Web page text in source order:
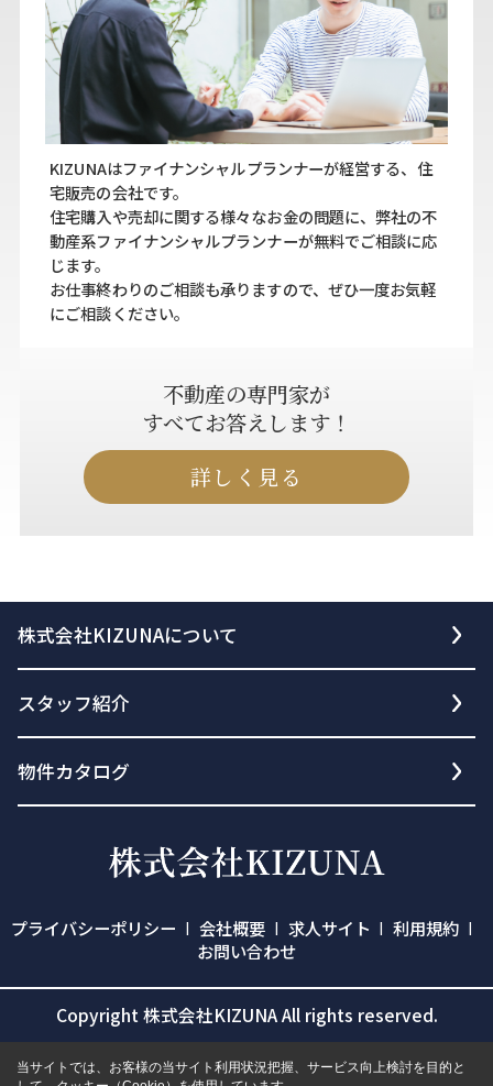
KIZUNAはファイナンシャルプランナーが経営する、住
宅販売の会社です。
住宅購入や売却に関する様々なお金の問題に、弊社の不
動産系ファイナンシャルプランナーが無料でご相談に応
じます。
お仕事終わりのご相談も承りますので、ぜひ一度お気軽
にご相談ください。
不動産の専門家が
すべてお答えします！
詳しく見る
株式会社KIZUNAについて
スタッフ紹介
物件カタログ
プライバシーポリシー 会社概要 求人サイト
利用規約
お問い合わせ
Copyright 株式会社KIZUNA All rights reserved.
当サイトでは、お客様の当サイト利用状況把握、サービス向上検討を目的と